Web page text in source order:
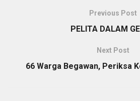
Previous Post
PELITA DALAM
Next Post
66 Warga Begawan, Periksa